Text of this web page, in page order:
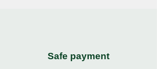
Safe payment